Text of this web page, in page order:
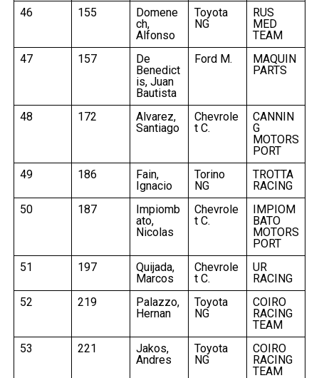
46 155
Domene
ch,
Alfonso
Toyota
NG
RUS
MED
TEAM
47
157
De
Benedict
is, Juan
Bautista
Ford M.
MAQUIN
PARTS
48 172
Alvarez,
Santiago
Chevrole
t C.
CANNIN
G
MOTORS
PORT
49
186
Fain,
Ignacio
Torino
NG
TROTTA
RACING
50
187
Impiomb
ato,
Nicolas
Chevrole
t C.
IMPIOM
BATO
MOTORS
PORT
51
197
Quijada,
Marcos
Chevrole
t C.
UR
RACING
52
219
Palazzo,
Hernan
Toyota
NG
COIRO
RACING
TEAM
53
221
Jakos,
Andres
Toyota
NG
COIRO
RACING
TEAM